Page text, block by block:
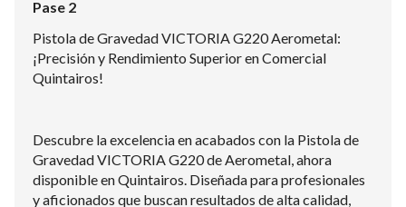
Pase 2
Pistola de Gravedad VICTORIA G220 Aerometal:
¡Precisión y Rendimiento Superior en Comercial
Quintairos!
Descubre la excelencia en acabados con la Pistola de
Gravedad VICTORIA G220 de Aerometal, ahora
disponible en Quintairos. Diseñada para profesionales
y aficionados que buscan resultados de alta calidad,